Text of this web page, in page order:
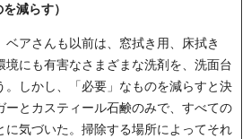
減らす）
ベアさんも以前は、窓拭き用、床拭き
境にも有害なさまざまな洗剤を、洗面台
。しかし、「必要」なものを減らすと決
ーとカスティール石鹸のみで、すべての
に気づいた。掃除する場所によってそれ